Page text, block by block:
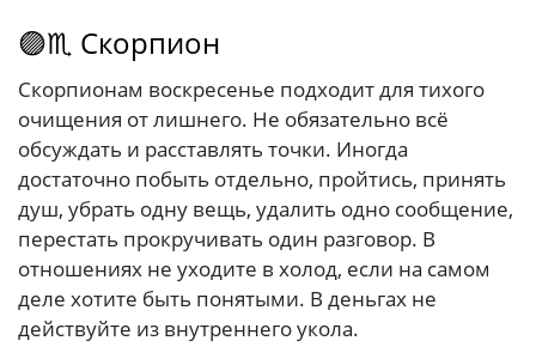
🟣♏ Скорпион
Скорпионам воскресенье подходит для тихого
очищения от лишнего. Не обязательно всё
обсуждать и расставлять точки. Иногда
достаточно побыть отдельно, пройтись, принять
душ, убрать одну вещь, удалить одно сообщение,
перестать прокручивать один разговор. В
отношениях не уходите в холод, если на самом
деле хотите быть понятыми. В деньгах не
действуйте из внутреннего укола.